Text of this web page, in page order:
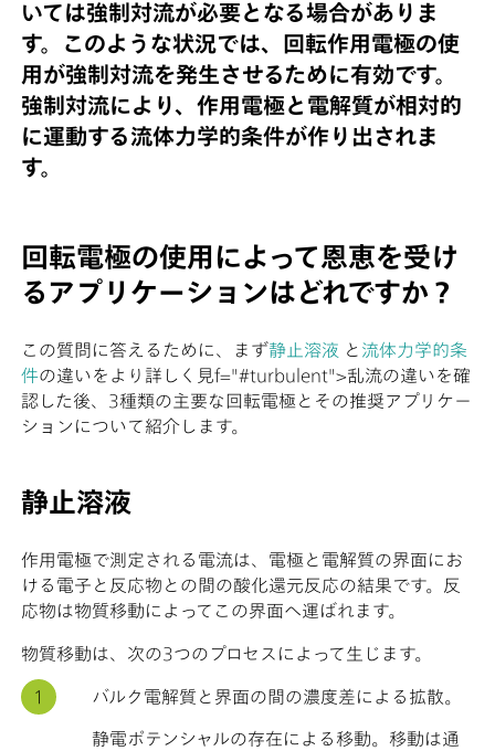
いては強制対流が必要となる場合がありま
す。このような状況では、回転作用電極の使
用が強制対流を発生させるために有効です。
強制対流により、作用電極と電解質が相対的
に運動する流体力学的条件が作り出されま
す。
回転電極の使用によって恩恵を受け
るアプリケーションはどれですか？
この質問に答えるために、まず静止溶液 と 流体力学的条
件の違いをより詳しく見f="#turbulent">乱流の違いを確
認した後、3種類の主要な回転電極とその推奨アプリケー
ションについて紹介します。
静止溶液
作用電極で測定される電流は、電極と電解質の界面にお
ける電子と反応物との間の酸化還元反応の結果です。反
応物は物質移動によってこの界面へ運ばれます。
物質移動は、次の3つのプロセスによって生じます。
バルク電解質と界面の間の濃度差による拡散。
静電ポテンシャルの存在による移動。移動は通